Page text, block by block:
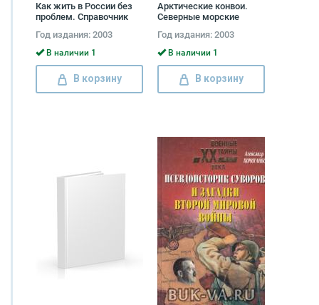
Как жить в России без
проблем. Справочник
Год издания: 2003
В наличии 1
В корзину
Арктические конвои.
Северные морские
мировой войне Брайан Б.
Шофилд
Год издания: 2003
В наличии 1
В корзину